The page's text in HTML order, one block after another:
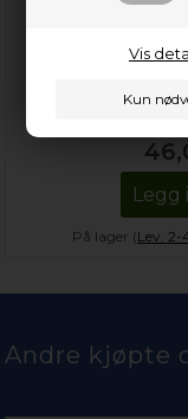
Vis
Kabelsko,
Legg
På lager (Lev. 2-
Andre kjøpte